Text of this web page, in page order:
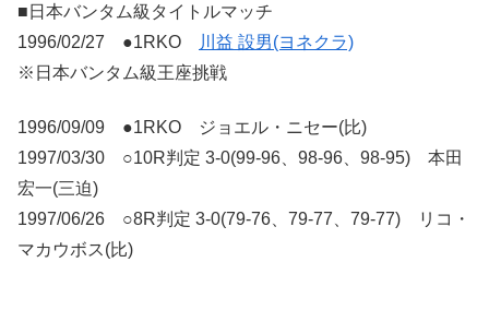
■日本バンタム級タイトルマッチ
1996/02/27 ●1RKO
川益 設男(ヨネクラ)
※日本バンタム級王座挑戦
1996/09/09 ●1RKO ジョエル・ニセー(比)
1997/03/30 ○10R判定 3-0(99-96、98-96、98-95) 本田
宏一(三迫)
1997/06/26 ○8R判定 3-0(79-76、79-77、79-77) リコ・
マカウボス(比)